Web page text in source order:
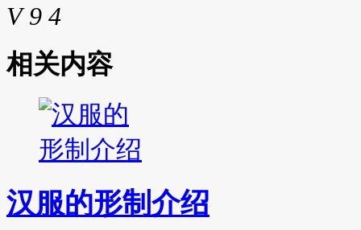
V 9 4
相关内容
汉服的形制介绍